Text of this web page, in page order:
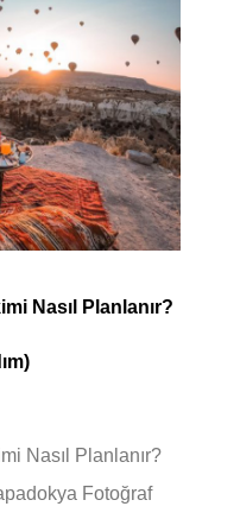
Nasıl Planlanır?
Nasıl Planlanır?
Fotoğraf